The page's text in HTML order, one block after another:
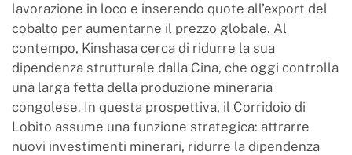
lavorazione in loco e inserendo quote all’export del
cobalto per aumentarne il prezzo globale. Al
contempo, Kinshasa cerca di ridurre la sua
dipendenza strutturale dalla Cina, che oggi controlla
una larga fetta della produzione mineraria
congolese. In questa prospettiva, il Corridoio di
Lobito assume una funzione strategica: attrarre
nuovi investimenti minerari, ridurre la dipendenza